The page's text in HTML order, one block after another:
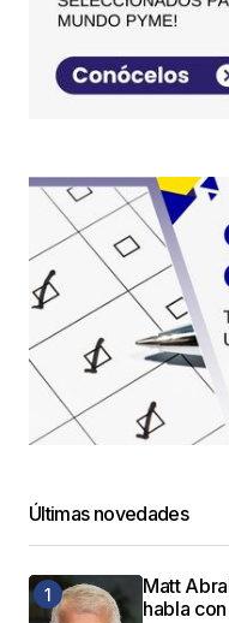
Últimas novedades
Matt
habla